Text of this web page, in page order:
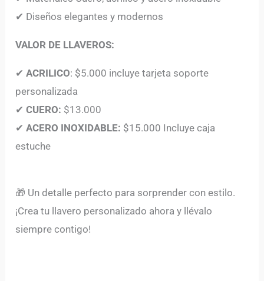
✔ Diseños elegantes y modernos
VALOR DE LLAVEROS:
✔ACRILICO: $5.000 incluye tarjeta soporte
personalizada
✔CUERO: $13.000
✔ACERO INOXIDABLE: $15.000 Incluye caja
estuche
🎁 Un detalle perfecto para sorprender con estilo.
¡Crea tu llavero personalizado ahora y llévalo
siempre contigo!